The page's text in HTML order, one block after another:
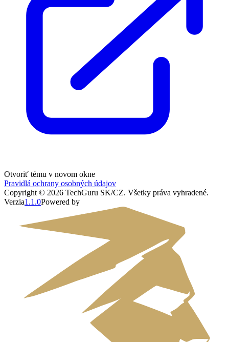
Otvoriť tému v novom okne
Pravidlá ochrany osobných údajov
Copyright © 2026 TechGuru SK/CZ. Všetky práva vyhradené.
Verzia1.1.0Powered by